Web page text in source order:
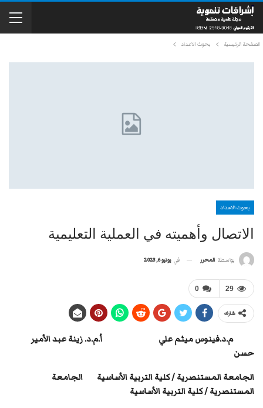
الصفحة الرئيسية بحوث الاعداد
بحوث الاعداد
الاتصال وأهميته في العملية التعليمية
بواسطة المحرر في يونيو 6, 2023
0 29
شارك
م.د.فينوس ميثم علي أ.م.د. زينة عبد الأمير
حسن
الجامعة المستنصرية/كلية التربية الأساسية
الجامعة
المستنصرية/كلية التربية الأساسية